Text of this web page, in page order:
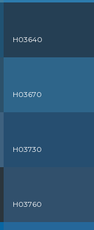
H03640
H03670
H03730
H03760